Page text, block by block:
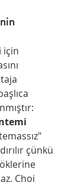
için
çünkü
Choi